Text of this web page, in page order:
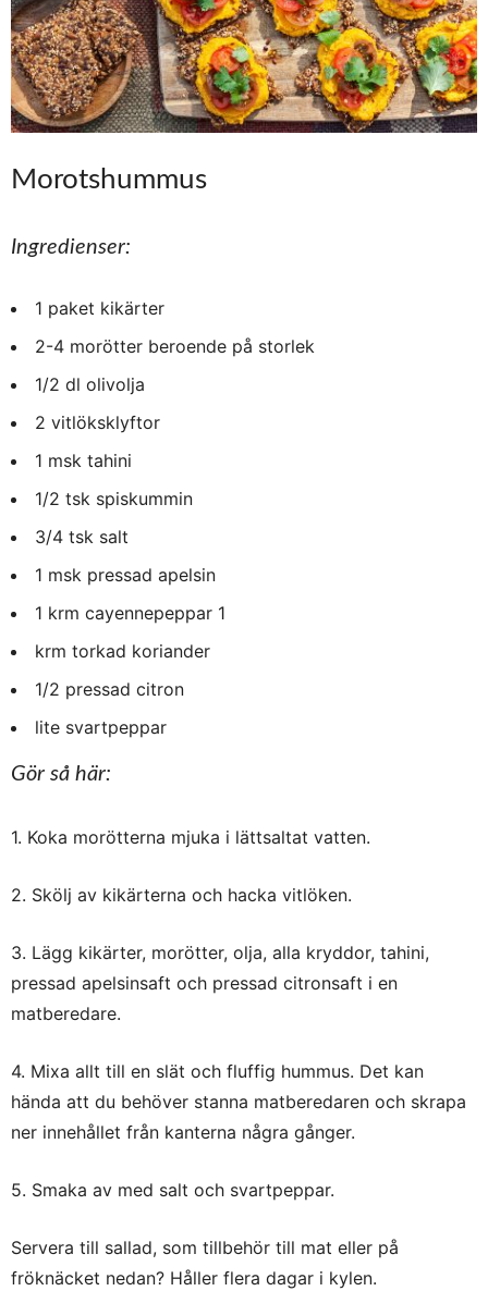
Morotshummus
Ingredienser:
1 paket kikärter
2-4 morötter beroende på storlek
1/2 dl olivolja
2 vitlöksklyftor
1 msk tahini
1/2 tsk spiskummin
3/4 tsk salt
1 msk pressad apelsin
1 krm cayennepeppar 1
krm torkad koriander
1/2 pressad citron
lite svartpeppar
Gör så här:
1. Koka morötterna mjuka i lättsaltat vatten.
2. Skölj av kikärterna och hacka vitlöken.
3. Lägg kikärter, morötter, olja, alla kryddor, tahini,
pressad apelsinsaft och pressad citronsaft i en
matberedare.
4. Mixa allt till en slät och fluffig hummus. Det kan
hända att du behöver stanna matberedaren och skrapa
ner innehållet från kanterna några gånger.
5. Smaka av med salt och svartpeppar.
Servera till sallad, som tillbehör till mat eller på
fröknäcket nedan? Håller flera dagar i kylen.